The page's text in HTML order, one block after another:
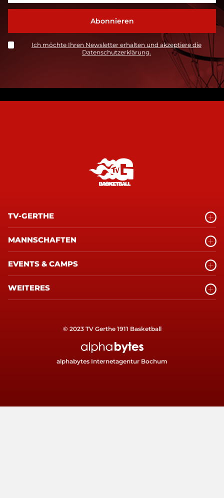
Ich möchte Ihren Newsletter erhalten und akzeptiere die
Datenschutzerklärung.
TV-GERTHE
MANNSCHAFTEN
EVENTS & CAMPS
WEITERES
© 2023 TV Gerthe 1911 Basketball
alphabytes Internetagentur Bochum